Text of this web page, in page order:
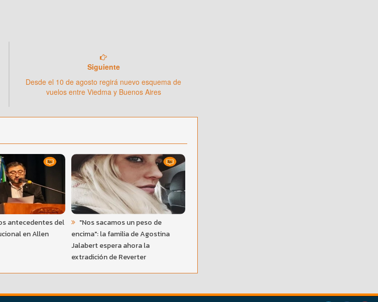
Siguiente
Desde el 10 de agosto regirá nuevo esquema de
vuelos entre Viedma y Buenos Aires
antecedentes del
en Allen
"Nos sacamos un peso de
encima": la familia de Agostina
Jalabert espera ahora la
extradición de Reverter